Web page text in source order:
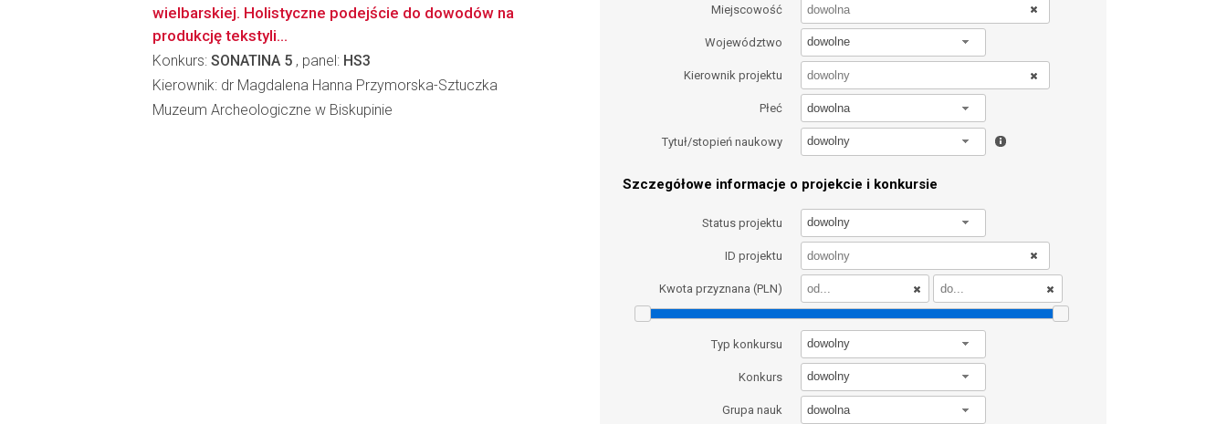
Miejscowość
Województwo dowolne
Kierownik projektu
Płeć dowolna
Tytuł/stopień naukowy dowolny
Szczegółowe informacje o projekcie i konkursie
Status projektu dowolny
ID projektu
Kwota przyznana (PLN)
Typ konkursu dowolny
Konkurs dowolny
Grupa nauk dowolna
wielbarskiej. Holistyczne podejście do dowodów na
produkcję tekstyli...
Konkurs: SONATINA 5 , panel: HS3
Kierownik: dr Magdalena Hanna Przymorska-Sztuczka
Muzeum Archeologiczne w Biskupinie